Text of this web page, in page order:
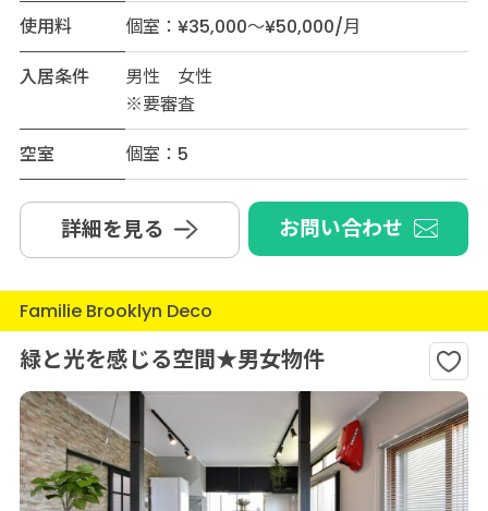
使用料
個室：¥35,000～¥50,000/月
入居条件
男性 女性
※要審査
空室
個室：5
詳細を見る お問い合わせ
Familie Brooklyn Deco
緑と光を感じる空間★男女物件